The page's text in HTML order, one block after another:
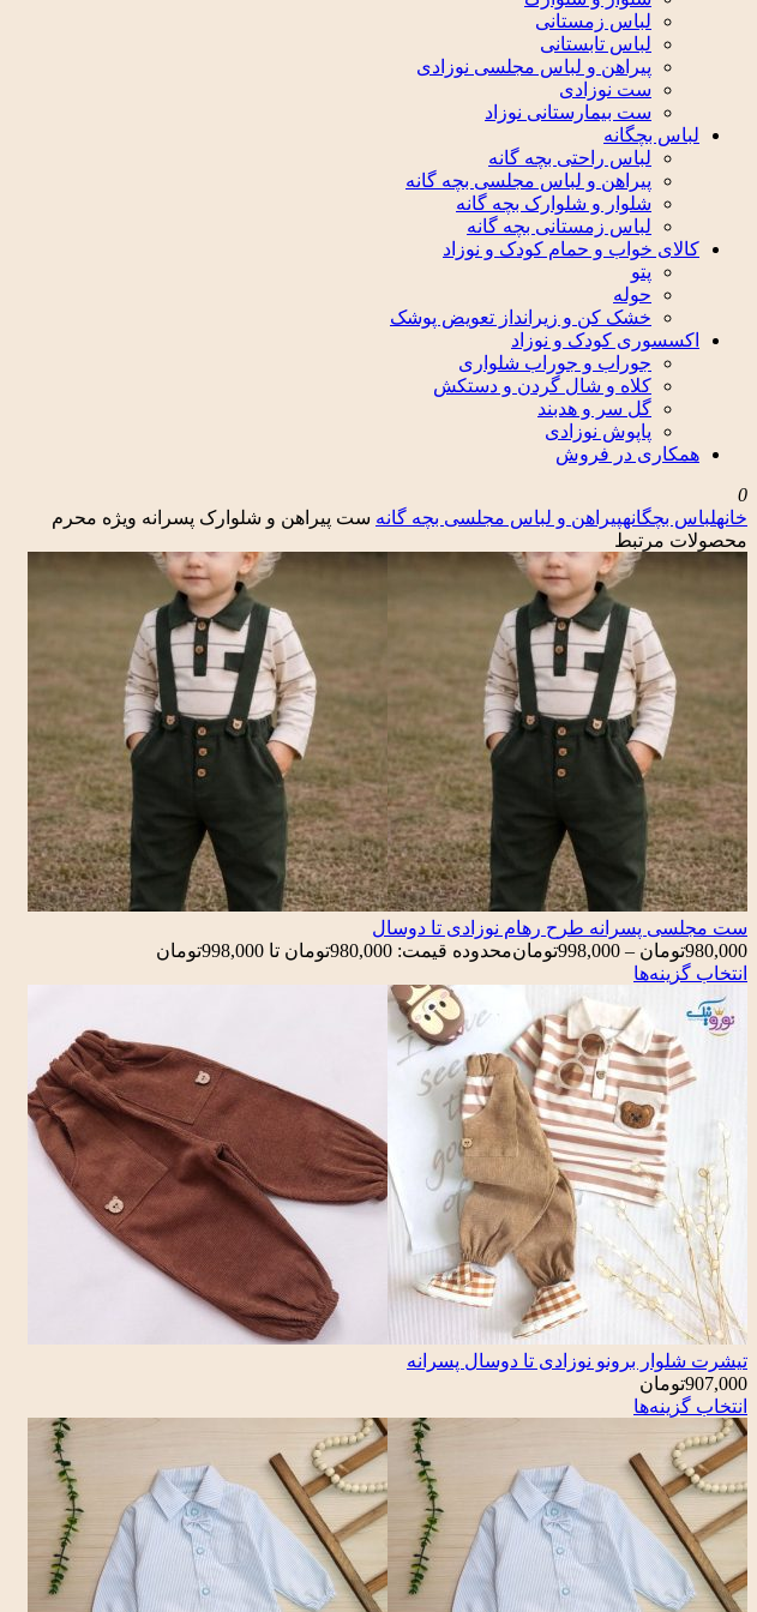
لباس زمستانی
لباس تابستانی
پیراهن و لباس مجلسی نوزادی
ست نوزادی
ست بیمارستانی نوزاد
لباس بچگانه
لباس راحتی بچه گانه
پیراهن و لباس مجلسی بچه گانه
شلوار و شلوارک بچه گانه
لباس زمستانی بچه گانه
کالای خواب و حمام کودک و نوزاد
پتو
حوله
خشک کن و زیرانداز تعویض پوشک
اکسسوری کودک و نوزاد
جوراب و جوراب شلواری
کلاه و شال گردن و دستکش
گل سر و هدبند
پاپوش نوزادی
همکاری در فروش
0
خانهلباس بچگانهپیراهن و لباس مجلسی بچه گانه ست پیراهن و شلوارک پسرانه ویژه محرم
محصولات مرتبط
ست مجلسی پسرانه طرح رهام نوزادی تا دوسال
980,000تومان –
998,000تومانمحدوده قیمت: 980,000تومان تا 998,000تومان
انتخاب گزینه‌ها
تیشرت شلوار برونو نوزادی تا دوسال پسرانه
907,000تومان
انتخاب گزینه‌ها